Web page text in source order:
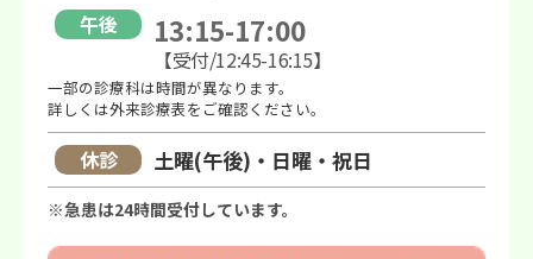
午後
13:15-17:00
【受付/12:45-16:15】
一部の診療科は時間が異なります。
詳しくは外来診療表をご確認ください。
休診 土曜(午後)・日曜・祝日
※急患は24時間受付しています。